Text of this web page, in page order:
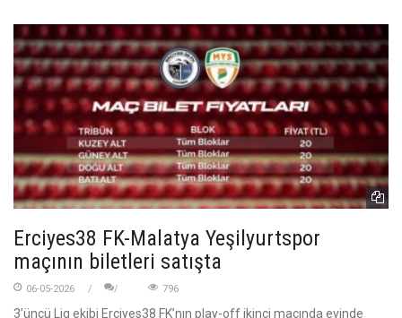
Erciyes38 FK-Malatya Yeşilyurtspor
maçının biletleri satışta
06-05-2026 796
3’üncü Lig ekibi Erciyes38 FK’nın play-off ikinci maçında evinde